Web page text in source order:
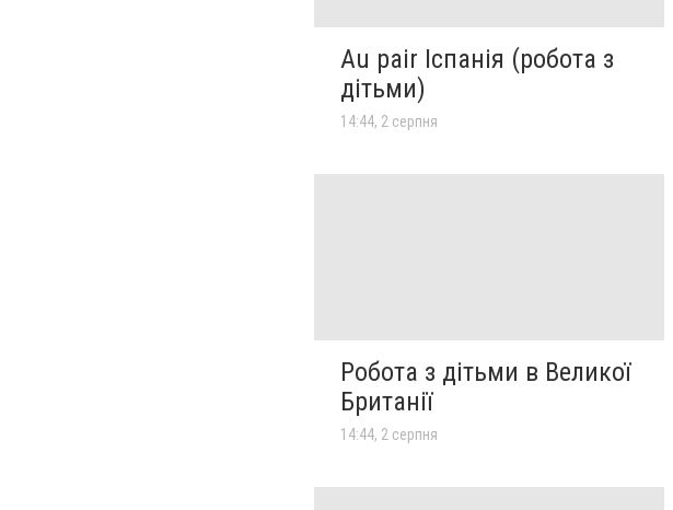
Au pair Іспанія (робота з
дітьми)
14:44, 2 серпня
Робота з дітьми в Великої
Британії
14:44, 2 серпня